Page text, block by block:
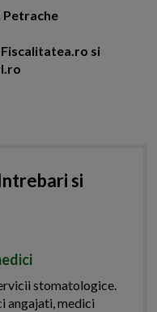
Petrache
si
si
stomatologice.
angajati, medici